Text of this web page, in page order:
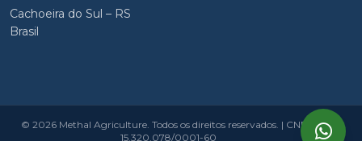
Cachoeira do Sul – RS
Brasil
© 2026 Methal Agriculture. Todos os direitos reservados. | CNPJ:
15.320.078/0001-60